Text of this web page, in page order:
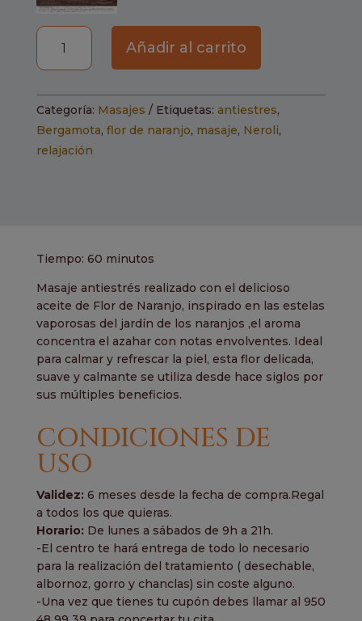
Masaje
Flor
de
Naranjo,
Neroli
y
Añadir al carrito
Categoría: Masajes Etiquetas: antiestres,
Bergamota, flor de naranjo, masaje, Neroli,
relajación
Tiempo: 60 minutos
Masaje antiestrés realizado con el delicioso
aceite de Flor de Naranjo, inspirado en las estelas
vaporosas del jardín de los naranjos ,el aroma
concentra el azahar con notas envolventes. Ideal
para calmar y refrescar la piel, esta flor delicada,
suave y calmante se utiliza desde hace siglos por
sus múltiples beneficios.
CONDICIONES DE
USO
Validez: 6 meses desde la fecha de compra.Regal
a todos los que quieras.
Horario: De lunes a sábados de 9h a 21h.
-El centro te hará entrega de todo lo necesario
para la realización del tratamiento ( desechable,
albornoz, gorro y chanclas) sin coste alguno.
-Una vez que tienes tu cupón debes llamar al 950